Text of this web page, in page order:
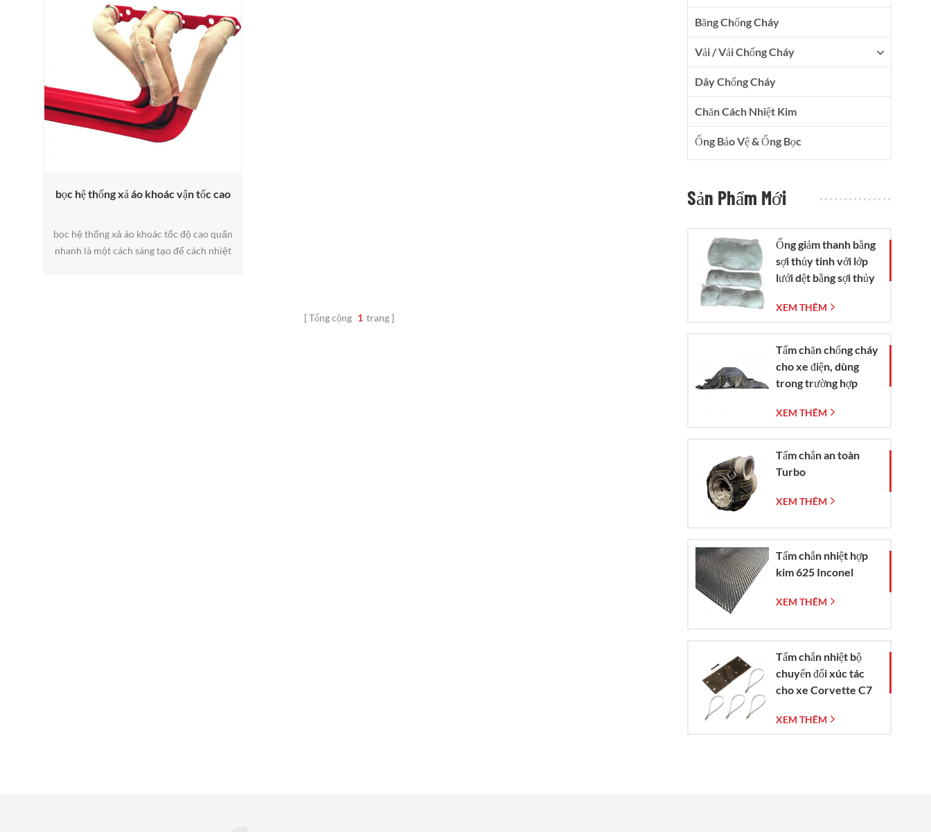
bọc hệ thống xả áo khoác vận tốc cao
bọc hệ thống xả áo khoác tốc độ cao quấn
nhanh là một cách sáng tạo để cách nhiệt
Tổng cộng 1 trang
Băng Chống Cháy
Vải / Vải Chống Cháy
Dây Chống Cháy
Chăn Cách Nhiệt Kim
Ống Bảo Vệ & Ống Bọc
Sản Phẩm Mới
Ống giảm thanh bằng
sợi thủy tinh với lớp
lưới dệt bằng sợi thủy
XEM THÊM
Tấm chăn chống cháy
cho xe điện, dùng
trong trường hợp
cháy xe hơi và xe
XEM THÊM
Tấm chắn an toàn
Turbo
XEM THÊM
Tấm chắn nhiệt hợp
kim 625 Inconel
XEM THÊM
Tấm chắn nhiệt bộ
chuyển đổi xúc tác
cho xe Corvette C7
XEM THÊM